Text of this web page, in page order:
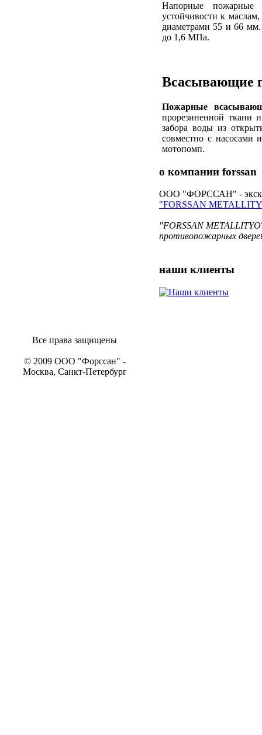
Напорные пожарные
устойчивости к
диаметрами 55 и 66 мм.
до 1,6 МПа.
Всасывающие
Пожарные
прорезиненной ткани
забора воды из
совместно с насосами
мотопомп.
о компании forssan
ООО "ФОРССАН" -
"FORSSAN
"FORSSAN
противопожарных
наши клиенты
Все права защищены
© 2009 ООО "Форссан" -
Москва, Санкт-Петербург